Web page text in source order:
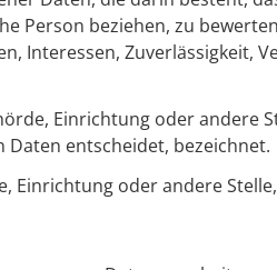
Person beziehen, zu
Interessen, Zuverlässigkeit,
Einrichtung oder andere
entscheidet, bezeichnet.
oder andere